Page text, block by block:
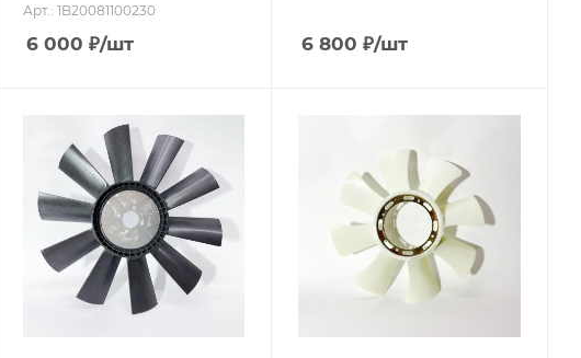
Арт.: 1B20081100230
6 000 ₽/шт 6 800 ₽/шт